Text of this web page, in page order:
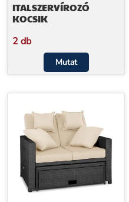
ITALSZERVÍROZÓ
KOCSIK
2 db
Mutat